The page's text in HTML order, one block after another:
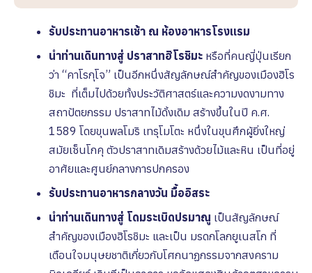
รับประทานอาหารเช้า ณ ห้องอาหารโรงเเรม
นำท่านเดินทางสู่ ปราสาทฮิโรชิมะ หรือที่คนญี่ปุ่นเรียก
ว่า “คาโรกุโจ” เป็นอีกหนึ่งสัญลักษณ์สำคัญของเมืองฮิโร
ชิมะ ที่เต็มไปด้วยทั้งประวัติศาสตร์และความงดงามทาง
สถาปัตยกรรม ปราสาทไม้ดั้งเดิม สร้างขึ้นในปี ค.ศ.
1589 โดยขุนพลโมริ เทรุโมโตะ หนึ่งในขุนศึกผู้ยิ่งใหญ่
สมัยเซ็นโกคุ ตัวปราสาทเดิมสร้างด้วยไม้และหิน เป็นที่อยู่
อาศัยและศูนย์กลางการปกครอง
รับประทานอาหารกลางวัน มื้ออิสระ
นำท่านเดินทางสู่ โดมระเบิดปรมาณู เป็นสัญลักษณ์
สำคัญของเมืองฮิโรชิมะ และเป็น มรดกโลกยูเนสโก ที่
เตือนใจมนุษยชาติเกี่ยวกับโศกนาฏกรรมจากสงคราม